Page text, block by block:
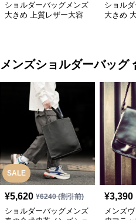
ショルダーバッグメンズ
大きめ 上質レザー大容
ショル
大きめ
メンズショルダーバッグ
SALE
¥5,620 ¥6240(割引前)
ショルダーバッグメンズ
¥3,390
メンズ